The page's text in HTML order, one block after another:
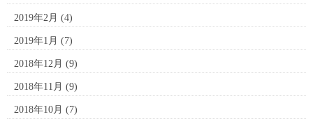
2019年2月 (4)
2019年1月 (7)
2018年12月 (9)
2018年11月 (9)
2018年10月 (7)